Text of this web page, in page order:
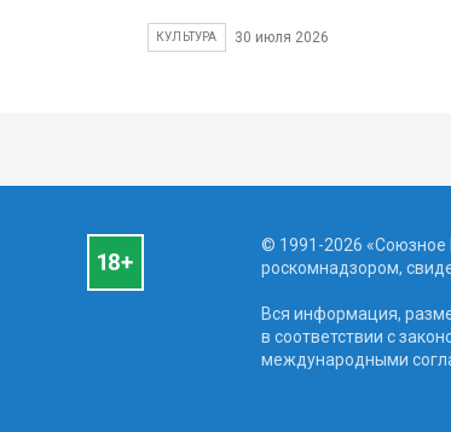
КУЛЬТУРА 30 июля 2026
© 1991-2026 «Союзное
роскомнадзором,
Вся информация,
в соответствии с
международными